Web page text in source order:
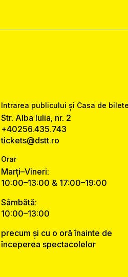
Intrarea publicului și Casa de bilete
Str. Alba Iulia, nr. 2
+40256.435.743
tickets@dstt.ro
Orar
Marți–Vineri:
10:00–13:00 & 17:00–19:00
Sâmbătă:
10:00–13:00
precum și cu o oră înainte de
începerea spectacolelor